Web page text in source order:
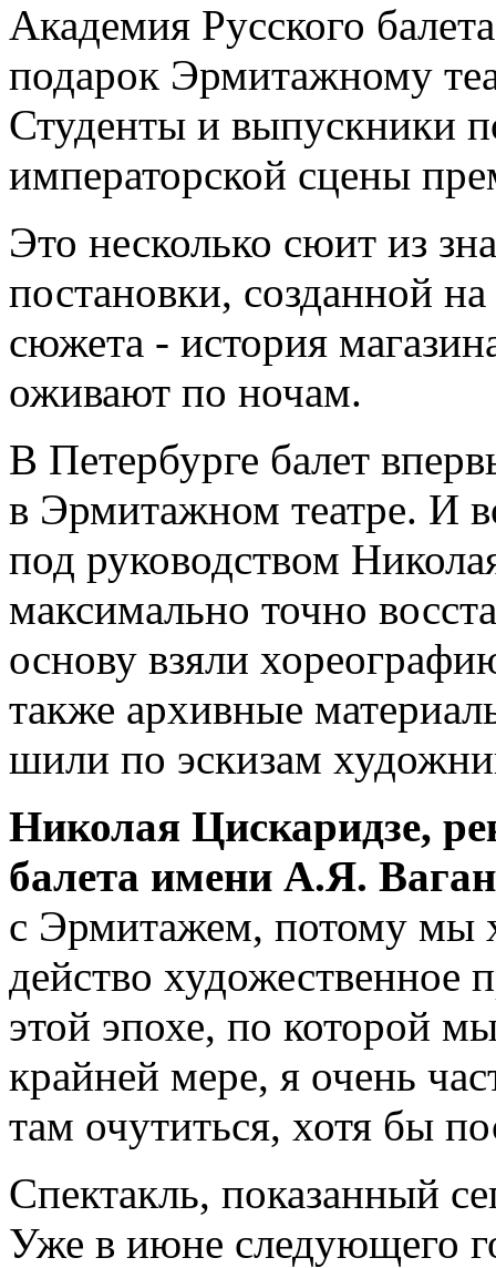
Академия Русского
подарок Эрмитажному
Студенты и выпускники
императорской сцены
Это несколько сюит из
постановки, созданной
сюжета - история
оживают по ночам.
В Петербурге балет
в Эрмитажном театре. И
под руководством
максимально точно
основу взяли
также архивные
шили по эскизам
Николая Цискаридзе,
балета имени А.Я.
с Эрмитажем, потому мы
действо художественное
этой эпохе, по которой
крайней мере, я очень
там очутиться, хотя бы
Спектакль, показанный
Уже в июне следующего